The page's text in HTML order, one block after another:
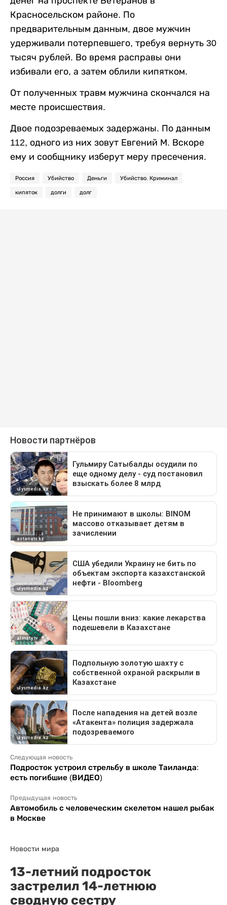
Красносельском районе. По
предварительным данным, двое мужчин
удерживали потерпевшего, требуя вернуть 30
тысяч рублей. Во время расправы они
избивали его, а затем облили кипятком.
От полученных травм мужчина скончался на
месте происшествия.
Двое подозреваемых задержаны. По данным
112, одного из них зовут Евгений М. Вскоре
ему и сообщнику изберут меру пресечения.
Россия Убийство Деньги Убийство. Криминал
кипяток долги долг
Следующая новость
Подросток устроил стрельбу в школе Таиланда:
есть погибшие (ВИДЕО)
Предыдущая новость
Автомобиль с человеческим скелетом нашел рыбак
в Москве
Новости мира
13-летний подросток
застрелил 14-летнюю
сводную сестру